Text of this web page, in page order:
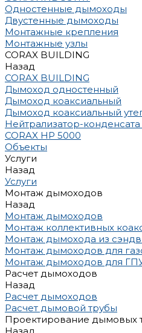
Одностенные дымоходы
Двустенные дымоходы
Монтажные крепления
Монтажные узлы
CORAX BUILDING
Назад
CORAX BUILDING
Дымоход одностенный
Дымоход коаксиальный
Дымоход коаксиальный
Нейтрализатор-
CORAX HP 5000
Объекты
Услуги
Назад
Услуги
Монтаж дымоходов
Назад
Монтаж дымоходов
Монтаж коллективных
Монтаж дымохода из
Монтаж дымоходов для
Монтаж дымоходов для
Расчет дымоходов
Назад
Расчет дымоходов
Расчет дымовой трубы
Проектирование дымовых